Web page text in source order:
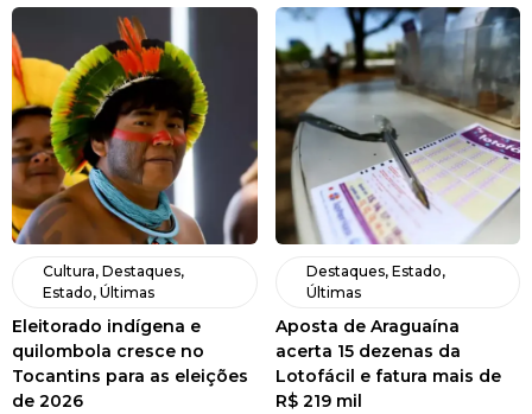
Cultura, Destaques,
Estado, Últimas
Eleitorado indígena e
quilombola cresce no
Tocantins para as eleições
de 2026
Destaques, Estado,
Últimas
Aposta de Araguaína
acerta 15 dezenas da
Lotofácil e fatura mais de
R$ 219 mil